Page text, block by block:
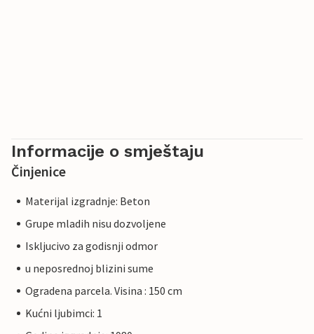
Informacije o smještaju
Činjenice
Materijal izgradnje: Beton
Grupe mladih nisu dozvoljene
Iskljucivo za godisnji odmor
u neposrednoj blizini sume
Ogradena parcela. Visina : 150 cm
Kućni ljubimci: 1